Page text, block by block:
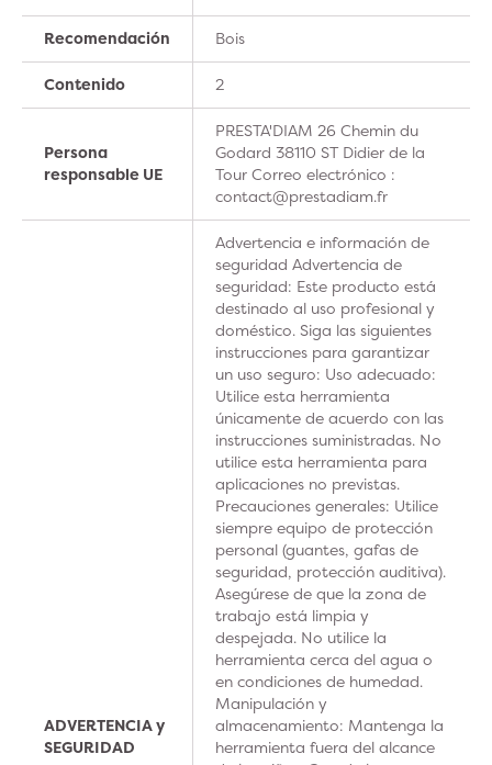
Recomendación Bois
Contenido 2
Persona
responsable UE
PRESTA'DIAM 26 Chemin du
Godard 38110 ST Didier de la
Tour Correo electrónico :
contact@prestadiam.fr
ADVERTENCIA y
SEGURIDAD
Advertencia e información de
seguridad Advertencia de
seguridad: Este producto está
destinado al uso profesional y
doméstico. Siga las siguientes
instrucciones para garantizar
un uso seguro: Uso adecuado:
Utilice esta herramienta
únicamente de acuerdo con las
instrucciones suministradas. No
utilice esta herramienta para
aplicaciones no previstas.
Precauciones generales: Utilice
siempre equipo de protección
personal (guantes, gafas de
seguridad, protección auditiva).
Asegúrese de que la zona de
trabajo está limpia y
despejada. No utilice la
herramienta cerca del agua o
en condiciones de humedad.
Manipulación y
almacenamiento: Mantenga la
herramienta fuera del alcance